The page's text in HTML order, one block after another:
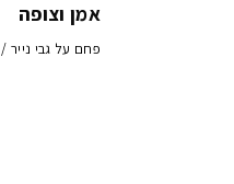
אמן וצופה
פחם על גבי נייר / 72x72 ס״מ, 2020